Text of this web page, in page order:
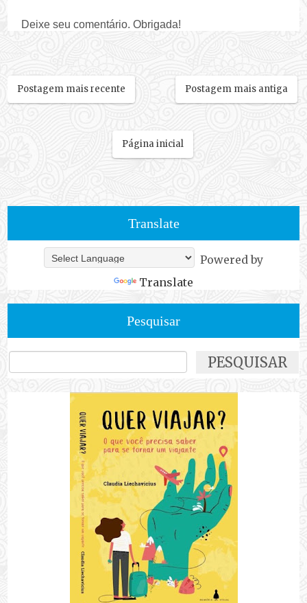
Deixe seu comentário. Obrigada!
Postagem mais recente Postagem mais antiga
Página inicial
Translate
Powered by
Translate
Pesquisar